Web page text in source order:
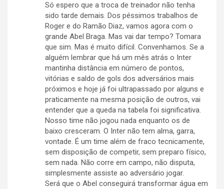
Só espero que a troca de treinador não tenha
sido tarde demais. Dos péssimos trabalhos de
Roger e do Ramão Diaz, vamos agora com o
grande Abel Braga. Mas vai dar tempo? Tomara
que sim. Mas é muito difícil. Convenhamos. Se a
alguém lembrar que há um mês atrás o Inter
mantinha distância em número de pontos,
vitórias e saldo de gols dos adversários mais
próximos e hoje já foi ultrapassado por alguns e
praticamente na mesma posição de outros, vai
entender que a queda na tabela foi significativa.
Nosso time não jogou nada enquanto os de
baixo cresceram. O Inter não tem alma, garra,
vontade. É um time além de fraco tecnicamente,
sem disposição de competir, sem preparo físico,
sem nada. Não corre em campo, não disputa,
simplesmente assiste ao adversário jogar.
Será que o Abel conseguirá transformar água em